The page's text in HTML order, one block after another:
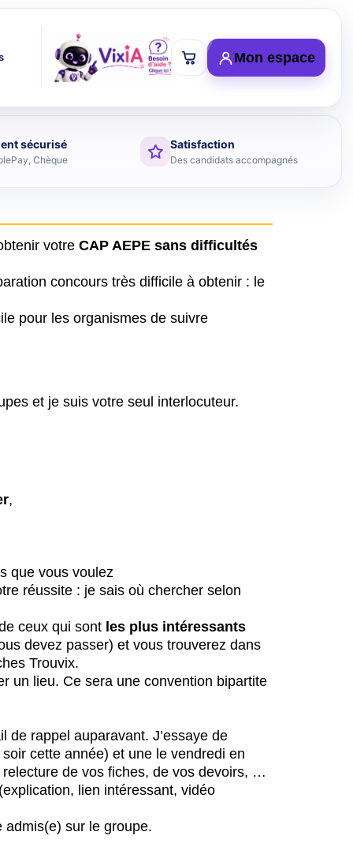
Mon espace
sécurisé
Chèque
Satisfaction
Des candidats accompagnés
votre CAP AEPE sans difficultés
concours très difficile à obtenir : le
pour les organismes de suivre
et je suis votre seul interlocuteur.
,
que vous voulez
réussite : je sais où chercher selon
ceux qui sont les plus intéressants
devez passer) et vous trouverez dans
Trouvix.
un lieu. Ce sera une convention bipartite
de rappel auparavant. J’essaye de
cette année) et une le vendredi en
de vos fiches, de vos devoirs, …
lien intéressant, vidéo
sur le groupe.